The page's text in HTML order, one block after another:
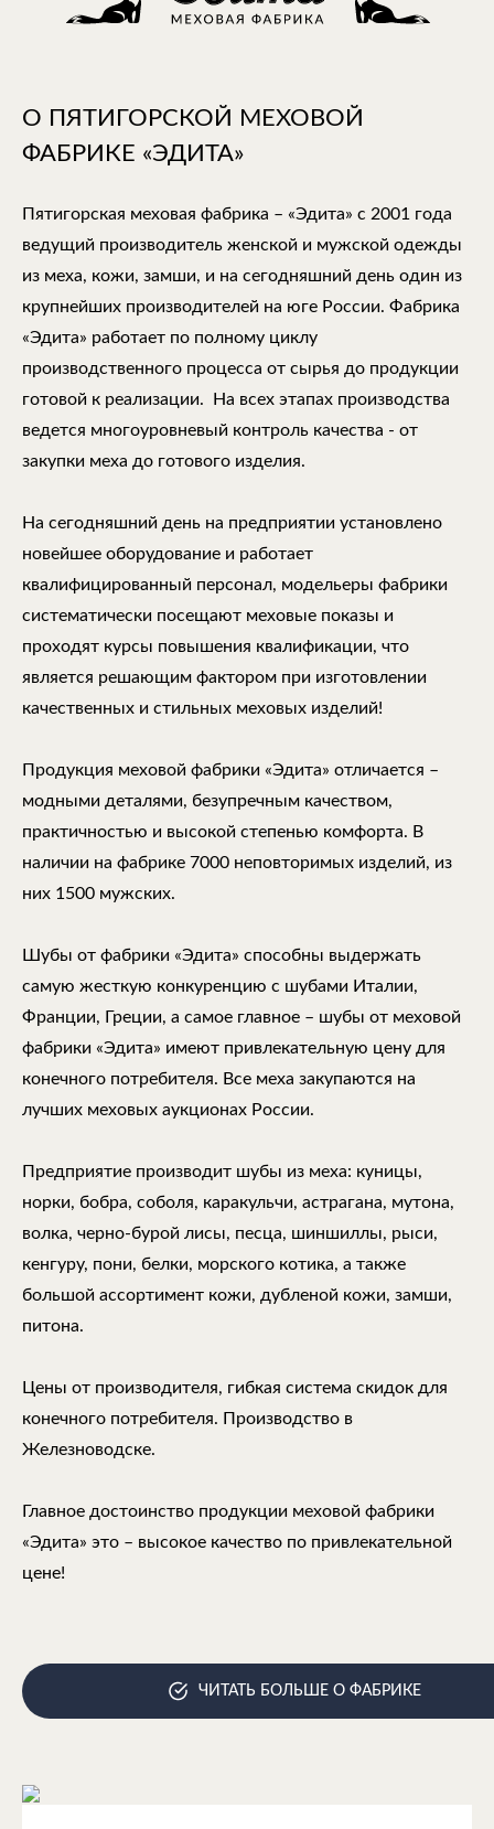
О ПЯТИГОРСКОЙ МЕХОВОЙ
ФАБРИКЕ «ЭДИТА»
Пятигорская меховая фабрика – «Эдита» с 2001 года
ведущий производитель женской и мужской одежды
из меха, кожи, замши, и на сегодняшний день один из
крупнейших производителей на юге России. Фабрика
«Эдита» работает по полному циклу
производственного процесса от сырья до продукции
готовой к реализации. На всех этапах производства
ведется многоуровневый контроль качества - от
закупки меха до готового изделия.
На сегодняшний день на предприятии установлено
новейшее оборудование и работает
квалифицированный персонал, модельеры фабрики
систематически посещают меховые показы и
проходят курсы повышения квалификации, что
является решающим фактором при изготовлении
качественных и стильных меховых изделий!
Продукция меховой фабрики «Эдита» отличается –
модными деталями, безупречным качеством,
практичностью и высокой степенью комфорта. В
наличии на фабрике 7000 неповторимых изделий, из
них 1500 мужских.
Шубы от фабрики «Эдита» способны выдержать
самую жесткую конкуренцию с шубами Италии,
Франции, Греции, а самое главное – шубы от меховой
фабрики «Эдита» имеют привлекательную цену для
конечного потребителя. Все меха закупаются на
лучших меховых аукционах России.
Предприятие производит шубы из меха: куницы,
норки, бобра, соболя, каракульчи, астрагана, мутона,
волка, черно-бурой лисы, песца, шиншиллы, рыси,
кенгуру, пони, белки, морского котика, а также
большой ассортимент кожи, дубленой кожи, замши,
питона.
Цены от производителя, гибкая система скидок для
конечного потребителя. Производство в
Железноводске.
Главное достоинство продукции меховой фабрики
«Эдита» это – высокое качество по привлекательной
цене!
ЧИТАТЬ БОЛЬШЕ О ФАБРИКЕ